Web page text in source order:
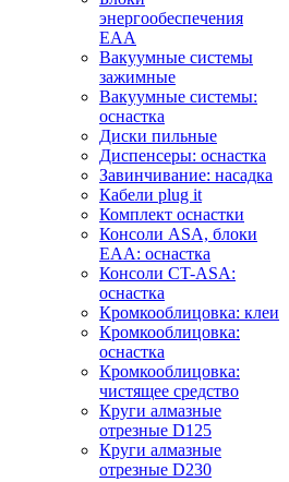
энергообеспечения
EAA
Вакуумные системы
зажимные
Вакуумные системы:
оснастка
Диски пильные
Диспенсеры: оснастка
Завинчивание: насадка
Кабели plug it
Комплект оснастки
Консоли ASA, блоки
EAA: оснастка
Консоли CT-ASA:
оснастка
Кромкооблицовка: клеи
Кромкооблицовка:
оснастка
Кромкооблицовка:
чистящее средство
Круги алмазные
отрезные D125
Круги алмазные
отрезные D230